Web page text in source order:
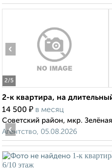
2/5
‹
2-к квартира, на
14 500 ₽ в месяц
Советский район, мкр.
Агентство, 05.08.2026
‹